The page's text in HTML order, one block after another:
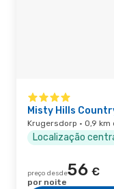
Misty Hills
Krugersdorp · 0,9
Localização
preço desde56 €
por noite